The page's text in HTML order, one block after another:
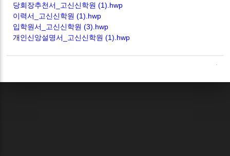
당회장추천서_고신신학원 (1).hwp
이력서_고신신학원 (1).hwp
입학원서_고신신학원 (3).hwp
개인신앙설명서_고신신학원 (1).hwp